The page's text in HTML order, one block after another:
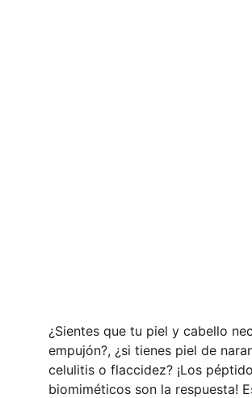
¿Sientes que tu piel y cabello
empujón?, ¿si tienes piel de
celulitis o flaccidez? ¡Los
biomiméticos son la respuesta!